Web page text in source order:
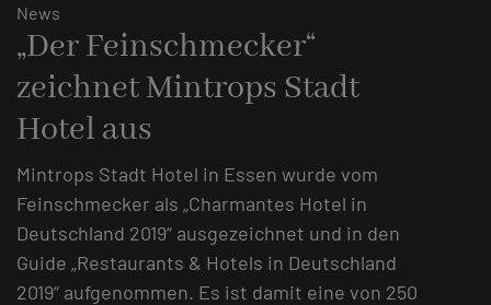
News
„Der Feinschmecker“
zeichnet Mintrops Stadt
Hotel aus
Mintrops Stadt Hotel in Essen wurde vom
Feinschmecker als „Charmantes Hotel in
Deutschland 2019“ ausgezeichnet und in den
Guide „Restaurants & Hotels in Deutschland
2019“ aufgenommen. Es ist damit eine von 250